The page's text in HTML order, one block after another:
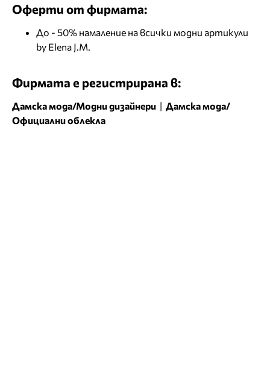
Оферти от фирмата:
До - 50% намаление на всички модни артикули
by Elena J.M.
Фирмата е регистрирана в:
Дамска мода/Модни дизайнери | Дамска мода/
Официални облекла